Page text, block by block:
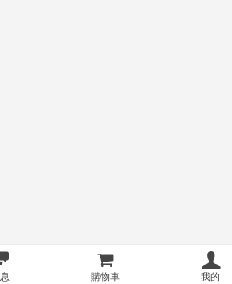
購物車 我的